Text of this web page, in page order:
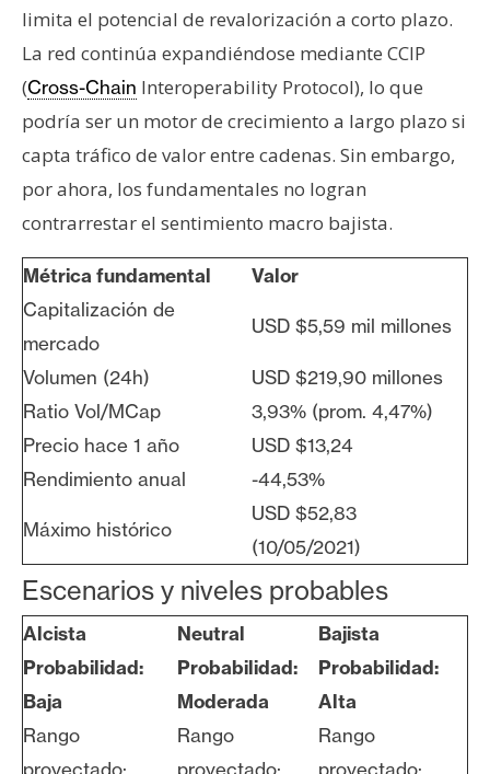
limita el potencial de revalorización a corto plazo.
La red continúa expandiéndose mediante CCIP
(Cross-Chain Interoperability Protocol), lo que
podría ser un motor de crecimiento a largo plazo si
capta tráfico de valor entre cadenas. Sin embargo,
por ahora, los fundamentales no logran
contrarrestar el sentimiento macro bajista.
Métrica fundamental
Valor
Capitalización de
mercado
USD $5,59 mil millones
Volumen (24h)
USD $219,90 millones
Ratio Vol/MCap
3,93% (prom. 4,47%)
Precio hace 1 año
USD $13,24
Rendimiento anual
-44,53%
Máximo histórico
USD $52,83
(10/05/2021)
Escenarios y niveles probables
Alcista Neutral
Bajista
Probabilidad:
Baja
Probabilidad:
Moderada
Probabilidad:
Alta
Rango
proyectado:
Rango
proyectado:
Rango
proyectado: